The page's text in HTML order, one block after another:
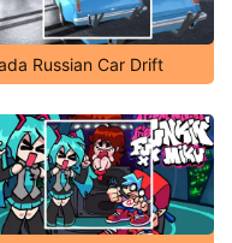
Russian Car Drift